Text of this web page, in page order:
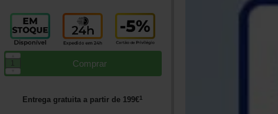
Comprar
Entrega gratuita a partir de 199€1